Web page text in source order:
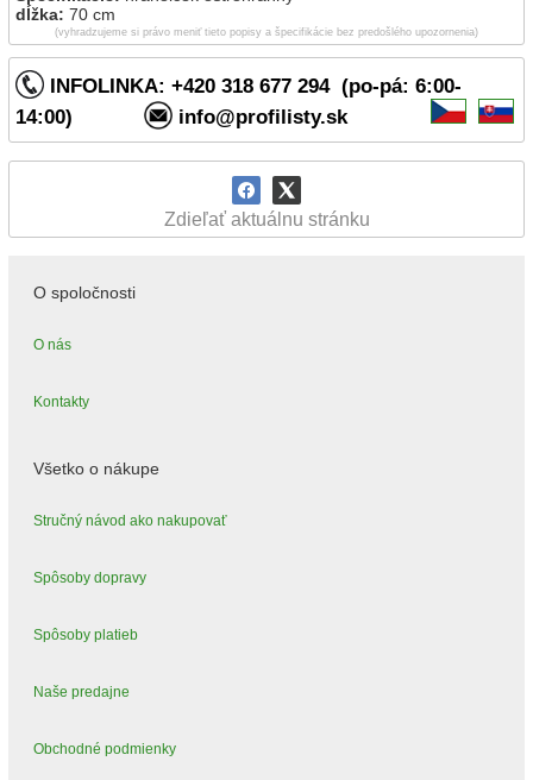
INFOLINKA: +420 318 677 294 (po-pá: 6:00-
14:00)
info@profilisty.sk
Zdieľať aktuálnu stránku
dĺžka: 70 cm
(vyhradzujeme si právo meniť tieto popisy a špecifikácie bez predošlého upozornenia)
O spoločnosti
O nás
Kontakty
Všetko o nákupe
Stručný návod ako nakupovať
Spôsoby dopravy
Spôsoby platieb
Naše predajne
Obchodné podmienky